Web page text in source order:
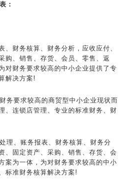
：
财务核算、财务分析，应收应付、
购、销售、存货、会员、零售、返
对财务要求较高的中小企业提供了专
解决方案!
要求较高的商贸型中小企业现状而
、连锁店管理、专业的标准财务、财
、账务报表、财务核算、财务分
、固定资产、采购、销售、存货、会
案为一体，为对财务要求较高的中小
标准财务核算解决方案!